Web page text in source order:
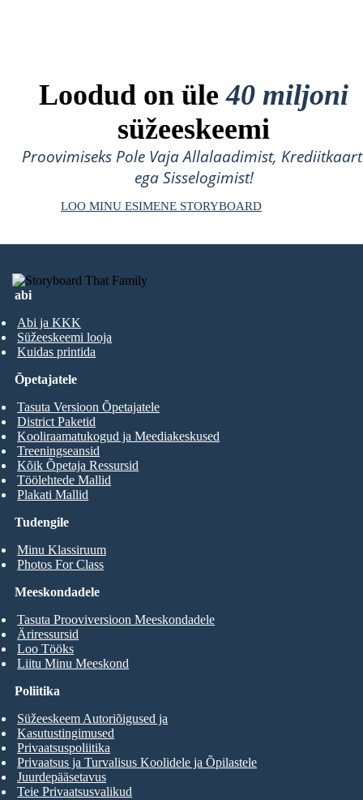
Loodud on üle40 miljoni
süžeeskeemi
Proovimiseks Pole Vaja Allalaadimist,
ega Sisselogimist!
LOO MINU ESIMENE STORYBOARD
abi
Abi ja KKK
Süžeeskeemi looja
Kuidas printida
Tudengile
Minu Klassiruum
Photos For Class
Õpetajatele
Tasuta Versioon Õpetajatele
District Paketid
Kooliraamatukogud ja Meediakeskused
Treeningseansid
Kõik Õpetaja Ressursid
Töölehtede Mallid
Plakati Mallid
Meeskondadele
Tasuta Prooviversioon Meeskondadele
Äriressursid
Loo Tööks
Liitu Minu Meeskond
Poliitika
Süžeeskeem Autoriõigused ja
Kasutustingimused
Privaatsuspoliitika
Privaatsus ja Turvalisus Koolidele ja Õpilastele
Juurdepääsetavus
Teie Privaatsusvalikud